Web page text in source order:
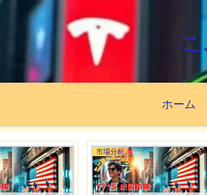
ホーム
市場分析